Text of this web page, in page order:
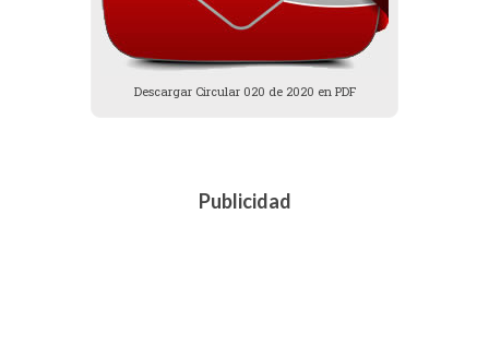
Descargar Circular 020 de 2020 en PDF
Publicidad